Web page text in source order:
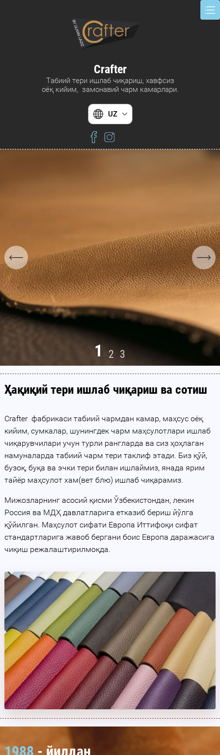
Crafter
Табиий тери ишлаб чиқариш, хавфсиз
оёқ кийим, замонавий чарм камарлари.
UZ
1 2 3
Ҳақиқий тери ишлаб чиқариш ва сотиш
Crafter фабрикаси табиий чармдан камар, маҳсус оёқ
кийим, сумкалар, шунингдек чарм маҳсулотлари ишлаб
чиқарувчилари учун турли рангларда ва сиз ҳоҳлаган
намуналарда табиий чарм тери таклиф этади. Биз қўй,
бузоқ, буқа ва эчки тери билан ишлаймиз, янада ярим
тайёр маҳсулот хам(вет блю) ишлаб чиқарамиз.
Мижозларнинг асосий қисми Ўзбекистондан, лекин
Россия ва МДҲ давлатларига етказиб бериш йўлга
қўйилган. Маҳсулот сифати Европа Иттифоқи сифат
стандартларига жавоб бергани боис Европа даражасига
чиқиш режалаштирилмоқда.
1988 - йилдан